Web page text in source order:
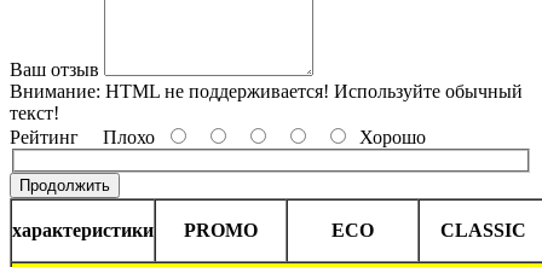
Ваш отзыв
Внимание: HTML не поддерживается! Используйте обычный
текст!
Рейтинг Плохо Хорошо
Продолжить
характеристики PROMO ECO CLASSIC